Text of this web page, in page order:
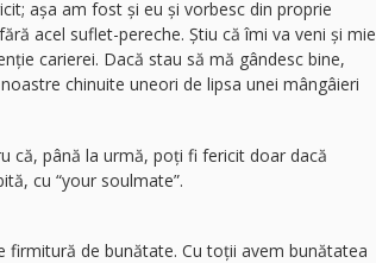
așa am fost și eu și vorbesc din proprie
acel suflet-pereche. Știu că îmi va veni și mie
carierei. Dacă stau să mă gândesc bine,
chinuite uneori de lipsa unei mângâieri
că, până la urmă, poți fi fericit doar dacă
cu “your soulmate”.
de bunătate. Cu toții avem bunătatea